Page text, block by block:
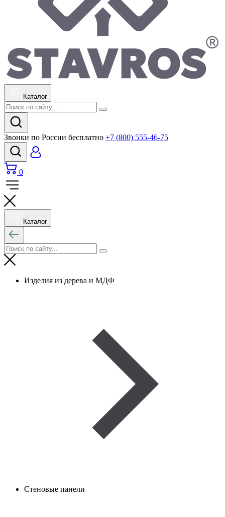
Каталог
Звонки по России бесплатно +7 (800) 555-46-75
0
Каталог
Изделия из дерева и МДФ
Стеновые панели